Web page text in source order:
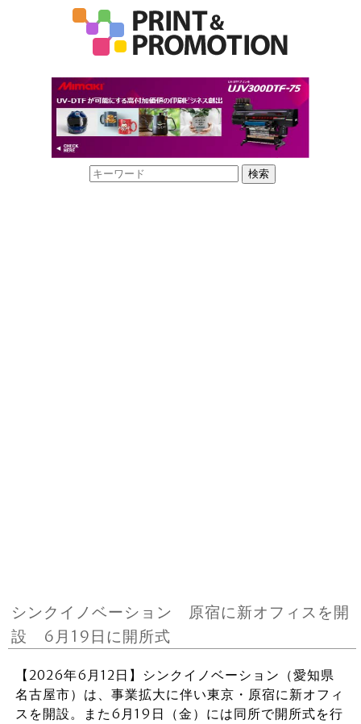
シンクイノベーション 原宿に新オフィスを開
設 6月19日に開所式
【2026年6月12日】シンクイノベーション（愛知県
名古屋市）は、事業拡大に伴い東京・原宿に新オフィ
スを開設。また6月19日（金）には同所で開所式を行